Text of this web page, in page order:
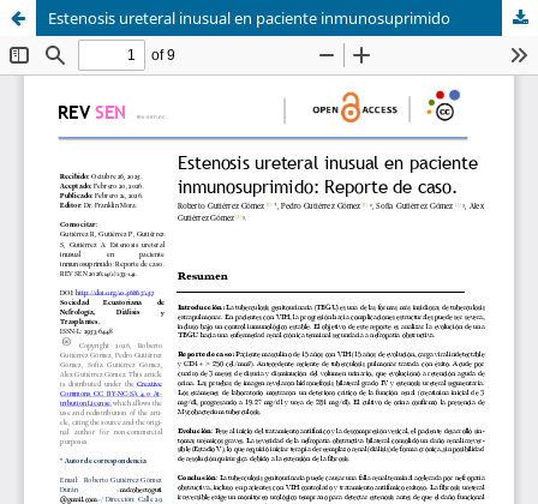
Estenosis ureteral inusual en paciente inmunosuprimido